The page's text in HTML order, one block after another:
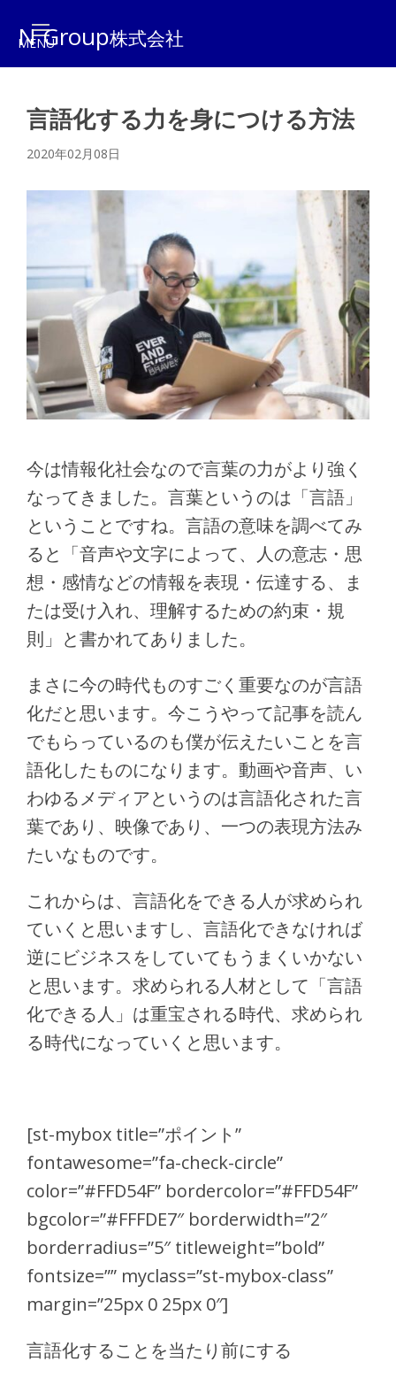
N Group株式会社
言語化する力を身につける方法
2020年02月08日
今は情報化社会なので言葉の力がより強く
なってきました。言葉というのは「言語」
ということですね。言語の意味を調べてみ
ると「音声や文字によって、人の意志・思
想・感情などの情報を表現・伝達する、ま
たは受け入れ、理解するための約束・規
則」と書かれてありました。
まさに今の時代ものすごく重要なのが言語
化だと思います。今こうやって記事を読ん
でもらっているのも僕が伝えたいことを言
語化したものになります。動画や音声、い
わゆるメディアというのは言語化された言
葉であり、映像であり、一つの表現方法み
たいなものです。
これからは、言語化をできる人が求められ
ていくと思いますし、言語化できなければ
逆にビジネスをしていてもうまくいかない
と思います。求められる人材として「言語
化できる人」は重宝される時代、求められ
る時代になっていくと思います。
[st-mybox title=”ポイント”
fontawesome=”fa-check-circle”
color=”#FFD54F” bordercolor=”#FFD54F”
bgcolor=”#FFFDE7″ borderwidth=”2″
borderradius=”5″ titleweight=”bold”
fontsize=”” myclass=”st-mybox-class”
margin=”25px 0 25px 0″]
言語化することを当たり前にする